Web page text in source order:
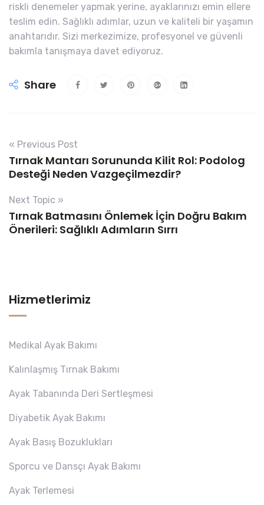
riskli denemeler yapmak yerine, ayaklarınızı emin ellere
teslim edin. Sağlıklı adımlar, uzun ve kaliteli bir yaşamın
anahtarıdır. Sizi merkezimize, profesyonel ve güvenli
bakımla tanışmaya davet ediyoruz.
Share
« Previous Post
Tırnak Mantarı Sorununda Kilit Rol: Podolog
Desteği Neden Vazgeçilmezdir?
Next Topic »
Tırnak Batmasını Önlemek İçin Doğru Bakım
Önerileri: Sağlıklı Adımların Sırrı
Hizmetlerimiz
Medikal Ayak Bakımı
Kalınlaşmış Tırnak Bakımı
Ayak Tabanında Deri Sertleşmesi
Diyabetik Ayak Bakımı
Ayak Basış Bozuklukları
Sporcu ve Dansçı Ayak Bakımı
Ayak Terlemesi